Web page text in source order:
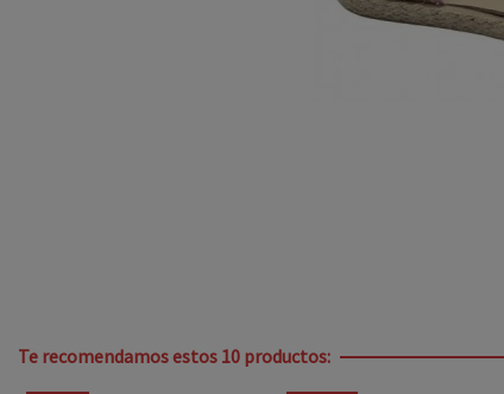
Te recomendamos estos 10 productos: